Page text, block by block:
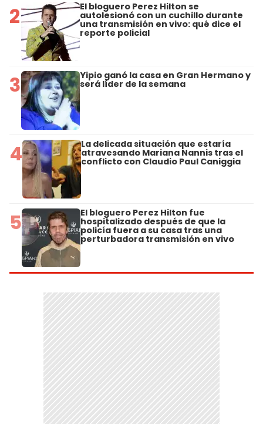
2 El bloguero Perez Hilton se
autolesionó con un cuchillo durante
una transmisión en vivo: qué dice el
reporte policial
3 Yipio ganó la casa en Gran Hermano y
será líder de la semana
4 La delicada situación que estaría
atravesando Mariana Nannis tras el
conflicto con Claudio Paul Caniggia
5 El bloguero Perez Hilton fue
hospitalizado después de que la
policía fuera a su casa tras una
perturbadora transmisión en vivo